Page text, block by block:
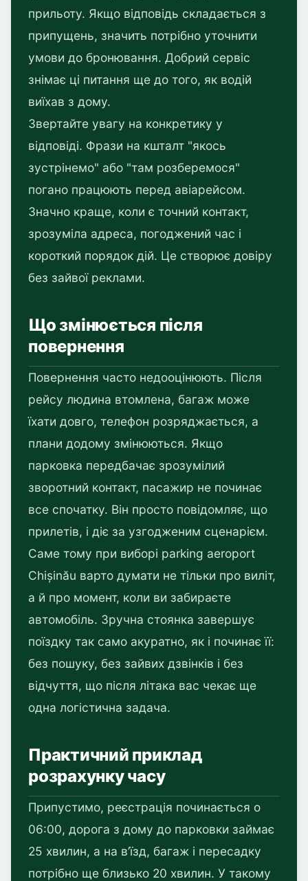
прильоту. Якщо відповідь складається з
припущень, значить потрібно уточнити
умови до бронювання. Добрий сервіс
знімає ці питання ще до того, як водій
виїхав з дому.
Звертайте увагу на конкретику у
відповіді. Фрази на кшталт "якось
зустрінемо" або "там розберемося"
погано працюють перед авіарейсом.
Значно краще, коли є точний контакт,
зрозуміла адреса, погоджений час і
короткий порядок дій. Це створює довіру
без зайвої реклами.
Що змінюється після
повернення
Повернення часто недооцінюють. Після
рейсу людина втомлена, багаж може
їхати довго, телефон розряджається, а
плани додому змінюються. Якщо
парковка передбачає зрозумілий
зворотний контакт, пасажир не починає
все спочатку. Він просто повідомляє, що
прилетів, і діє за узгодженим сценарієм.
Саме тому при виборі parking aeroport
Chișinău варто думати не тільки про виліт,
а й про момент, коли ви забираєте
автомобіль. Зручна стоянка завершує
поїздку так само акуратно, як і починає її:
без пошуку, без зайвих дзвінків і без
відчуття, що після літака вас чекає ще
одна логістична задача.
Практичний приклад
розрахунку часу
Припустимо, реєстрація починається о
06:00, дорога з дому до парковки займає
25 хвилин, а на в’їзд, багаж і пересадку
потрібно ще близько 20 хвилин. У такому